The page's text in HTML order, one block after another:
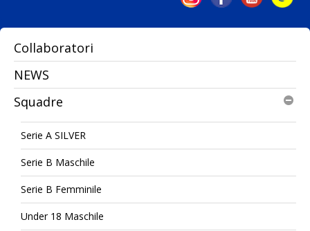
Collaboratori
NEWS
Squadre
Serie A SILVER
Serie B Maschile
Serie B Femminile
Under 18 Maschile